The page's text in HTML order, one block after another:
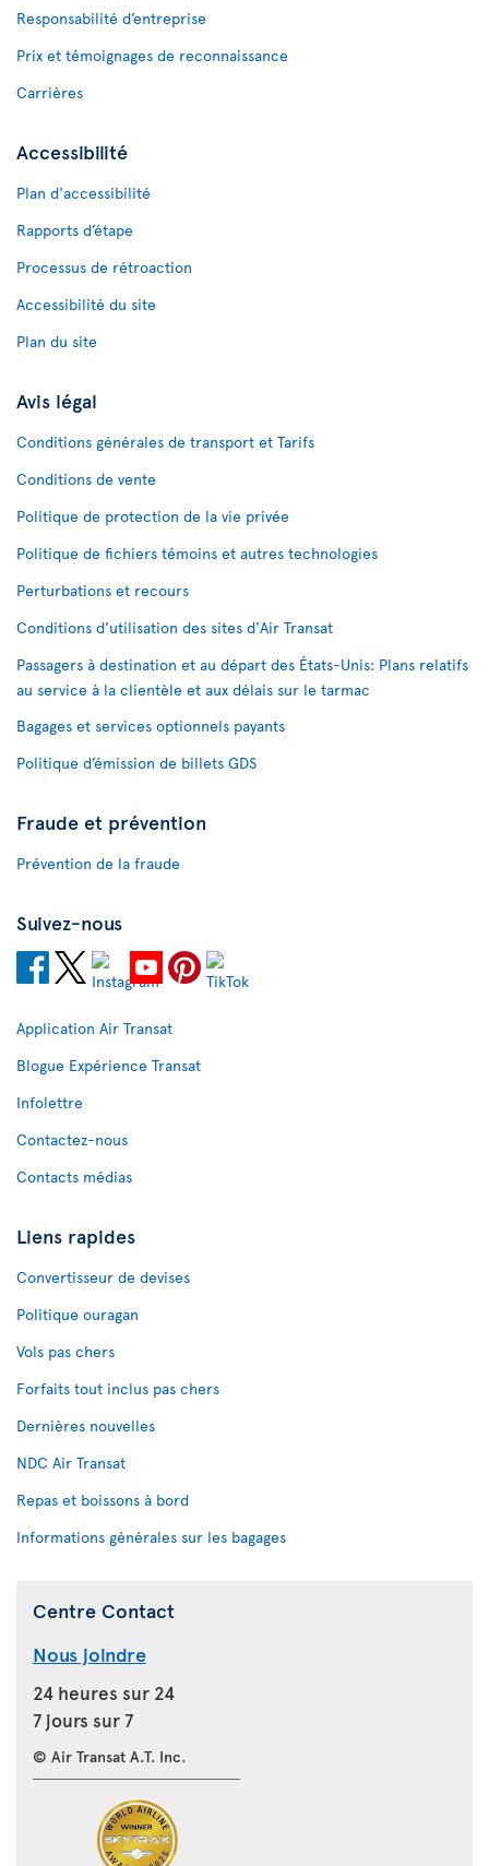
Responsabilité d’entreprise
Prix et témoignages de reconnaissance
Carrières
Accessibilité
Plan d'accessibilité
Rapports d’étape
Processus de rétroaction
Accessibilité du site
Plan du site
Avis légal
Conditions générales de transport et Tarifs
Conditions de vente
Politique de protection de la vie privée
Politique de fichiers témoins et autres technologies
Perturbations et recours
Conditions d’utilisation des sites d'Air Transat
Passagers à destination et au départ des États-Unis: Plans relatifs
au service à la clientèle et aux délais sur le tarmac
Bagages et services optionnels payants
Politique d’émission de billets GDS
Fraude et prévention
Prévention de la fraude
Suivez-nous
Application Air Transat
Blogue Expérience Transat
Infolettre
Contactez-nous
Contacts médias
Liens rapides
Convertisseur de devises
Politique ouragan
Vols pas chers
Forfaits tout inclus pas chers
Dernières nouvelles
NDC Air Transat
Repas et boissons à bord
Informations générales sur les bagages
Centre Contact
Nous joindre
24 heures sur 24
7 jours sur 7
© Air Transat A.T. Inc.